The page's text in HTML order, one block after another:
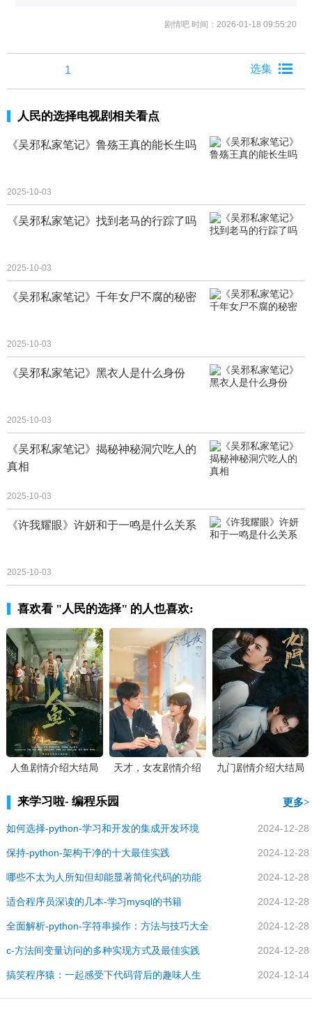
剧情吧时间：2026-01-18 09:55:20
1
人民的选择电视剧相关看点
《吴邪私家笔记》鲁殇王真的能长生吗
2025-10-03
《吴邪私家笔记》找到老马的行踪了吗
2025-10-03
《吴邪私家笔记》千年女尸不腐的秘密
2025-10-03
《吴邪私家笔记》黑衣人是什么身份
2025-10-03
《吴邪私家笔记》揭秘神秘洞穴吃人的
真相
2025-10-03
《许我耀眼》许妍和于一鸣是什么关系
2025-10-03
喜欢看 "人民的选择" 的人也喜欢:
人鱼剧情介绍大结局
天才，女友剧情介绍
九门剧情介绍大结局
来学习啦- 编程乐园 更多
2024-12-28
如何选择-python-学习和开发的集成开发环境
2024-12-28
保持-python-架构干净的十大最佳实践
2024-12-28
哪些不太为人所知但却能显著简化代码的功能
2024-12-28
适合程序员深读的几本-学习mysql的书籍
2024-12-28
全面解析-python-字符串操作：方法与技巧大全
2024-12-28
c-方法间变量访问的多种实现方式及最佳实践
2024-12-14
搞笑程序猿：一起感受下代码背后的趣味人生